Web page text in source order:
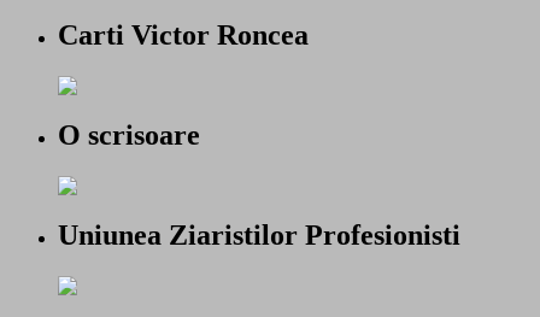
Carti Victor Roncea
O scrisoare
Uniunea Ziaristilor Profesionisti